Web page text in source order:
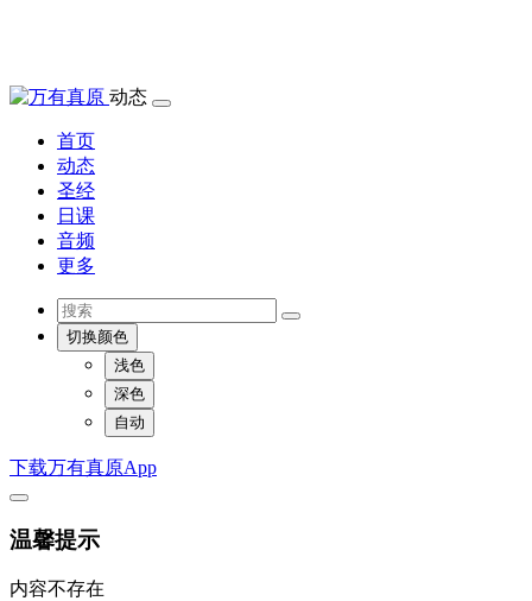
动态
首页
动态
圣经
日课
音频
更多
切换颜色
浅色
深色
自动
下载万有真原App
温馨提示
内容不存在